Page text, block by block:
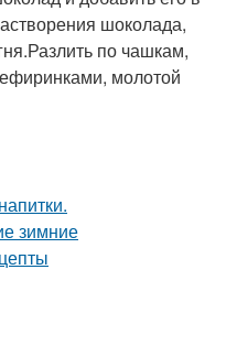
шоколада,
по чашкам,
молотой